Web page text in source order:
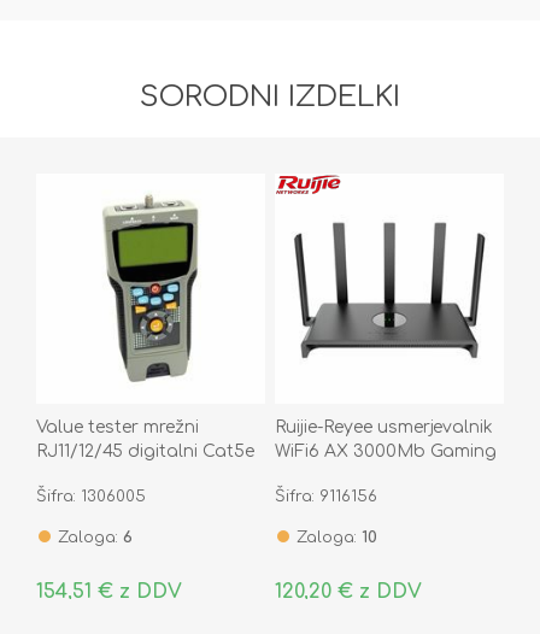
SORODNI IZDELKI
Value tester mrežni
RJ11/12/45 digitalni Cat5e
13.99.3002-1
Šifra: 1306005
Zaloga: 6
154,51 € z DDV
Ruijie-Reyee usmerjevalnik
WiFi6 AX 3000Mb Gaming
Šifra: 9116156
Zaloga: 10
120,20 € z DDV